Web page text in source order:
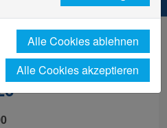
Tag der
Alle Cookies ablehnen
Alle Cookies akzeptieren